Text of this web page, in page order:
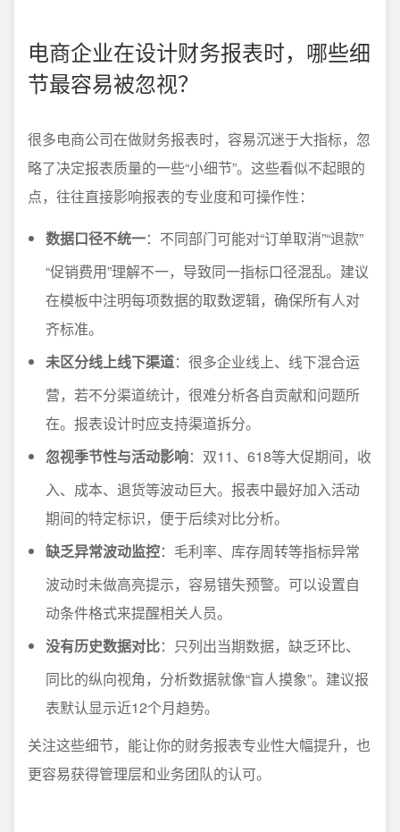
电商企业在设计财务报表时，哪些细
节最容易被忽视？
很多电商公司在做财务报表时，容易沉迷于大指标，忽
略了决定报表质量的一些“小细节”。这些看似不起眼的
点，往往直接影响报表的专业度和可操作性：
数据口径不统一：不同部门可能对“订单取消”“退款”
“促销费用”理解不一，导致同一指标口径混乱。建议
在模板中注明每项数据的取数逻辑，确保所有人对
齐标准。
未区分线上线下渠道：很多企业线上、线下混合运
营，若不分渠道统计，很难分析各自贡献和问题所
在。报表设计时应支持渠道拆分。
忽视季节性与活动影响：双11、618等大促期间，收
入、成本、退货等波动巨大。报表中最好加入活动
期间的特定标识，便于后续对比分析。
缺乏异常波动监控：毛利率、库存周转等指标异常
波动时未做高亮提示，容易错失预警。可以设置自
动条件格式来提醒相关人员。
没有历史数据对比：只列出当期数据，缺乏环比、
同比的纵向视角，分析数据就像“盲人摸象”。建议报
表默认显示近12个月趋势。
关注这些细节，能让你的财务报表专业性大幅提升，也
更容易获得管理层和业务团队的认可。